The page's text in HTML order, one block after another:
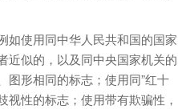
使用同中华人民共和国的国家
近似的，以及同中央国家机关的
图形相同的标志；使用同”红十
视性的标志；使用带有欺骗性，